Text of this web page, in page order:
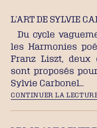
L’ART DE SYLVIE
Du cycle
les Harmonies
Franz Liszt, deux
sont proposés
Sylvie Carbonel…
CONTINUER LA